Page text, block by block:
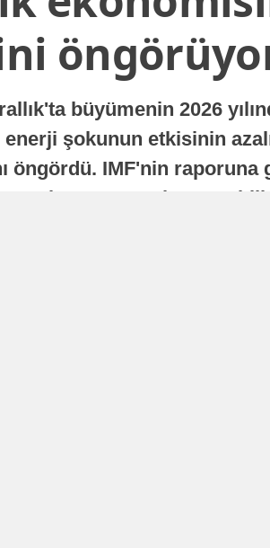
büyümenin 2026
şokunun etkisinin
öngördü. IMF'nin raporuna
süreci